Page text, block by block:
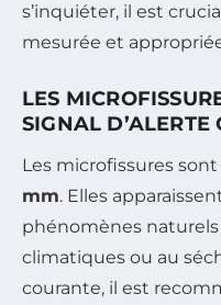
s’inquiéter, il est
mesurée et
LES
SIGNAL D’ALERTE
Les microfissures
mm. Elles
phénomènes
climatiques ou au
courante, il est